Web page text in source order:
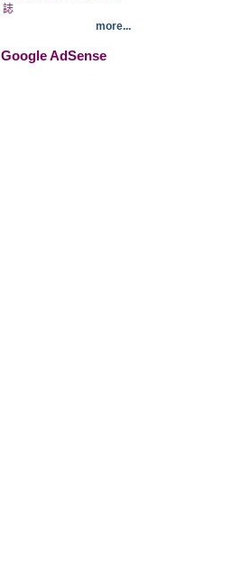
誌
more...
Google AdSense